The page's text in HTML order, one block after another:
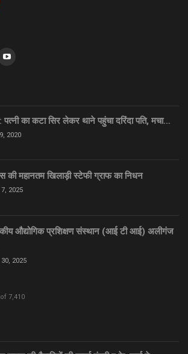
पत्नी का कटा सिर लेकर थाने पहुंचा दरिंदा पति, मचा…
2020
की महानतम खिलाड़ी स्टेफी ग्राफ का निधन
2025
औद्योगिक प्रशिक्षण संस्थान (आई टी आई) अलीगंज
2025
7,410